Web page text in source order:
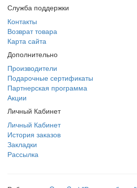
Служба поддержки
Контакты
Возврат товара
Карта сайта
Дополнительно
Производители
Подарочные сертификаты
Партнерская программа
Акции
Личный Кабинет
Личный Кабинет
История заказов
Закладки
Рассылка